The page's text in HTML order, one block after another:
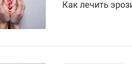
Как лечить